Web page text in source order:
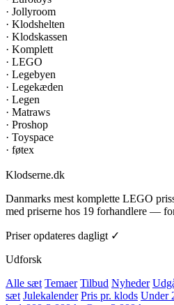
· Jollyroom
· Klodshelten
· Klodskassen
· Komplett
· LEGO
· Legebyen
· Legekæden
· Legen
· Matraws
· Proshop
· Toyspace
· føtex
Klodserne.dk
Danmarks mest komplette LEGO
med priserne hos 19 forhandlere —
Priser opdateres dagligt ✓
Udforsk
Alle sæt Temaer Tilbud Nyheder
sæt Julekalender Pris pr. klods Under